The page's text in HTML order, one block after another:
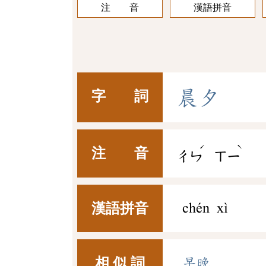
注 音 漢語拼音
字 詞 晨 夕
注 音 ㄔㄣ
ˊ
ㄒㄧ
ˋ
漢語拼音 chén xì
早晚